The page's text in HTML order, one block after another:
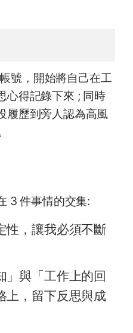
號，開始將自己在工
心得記錄下來 ; 同時
履歷到旁人認為高風
3 件事情的交集:
性，讓我必須不斷
」與「工作上的回
上，留下反思與成